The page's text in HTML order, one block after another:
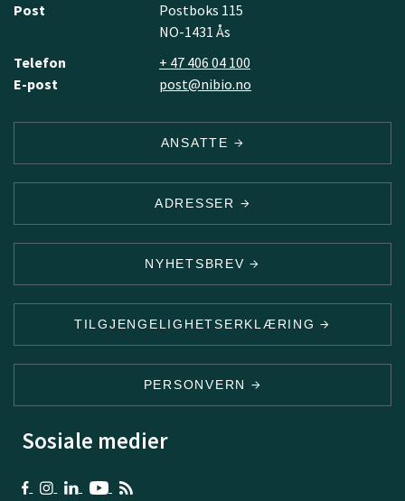
Post
Postboks 115
NO-1431 Ås
Telefon
+ 47 406 04 100
E-post
post@nibio.no
ANSATTE
ADRESSER
NYHETSBREV
TILGJENGELIGHETSERKLÆRING
PERSONVERN
Sosiale medier